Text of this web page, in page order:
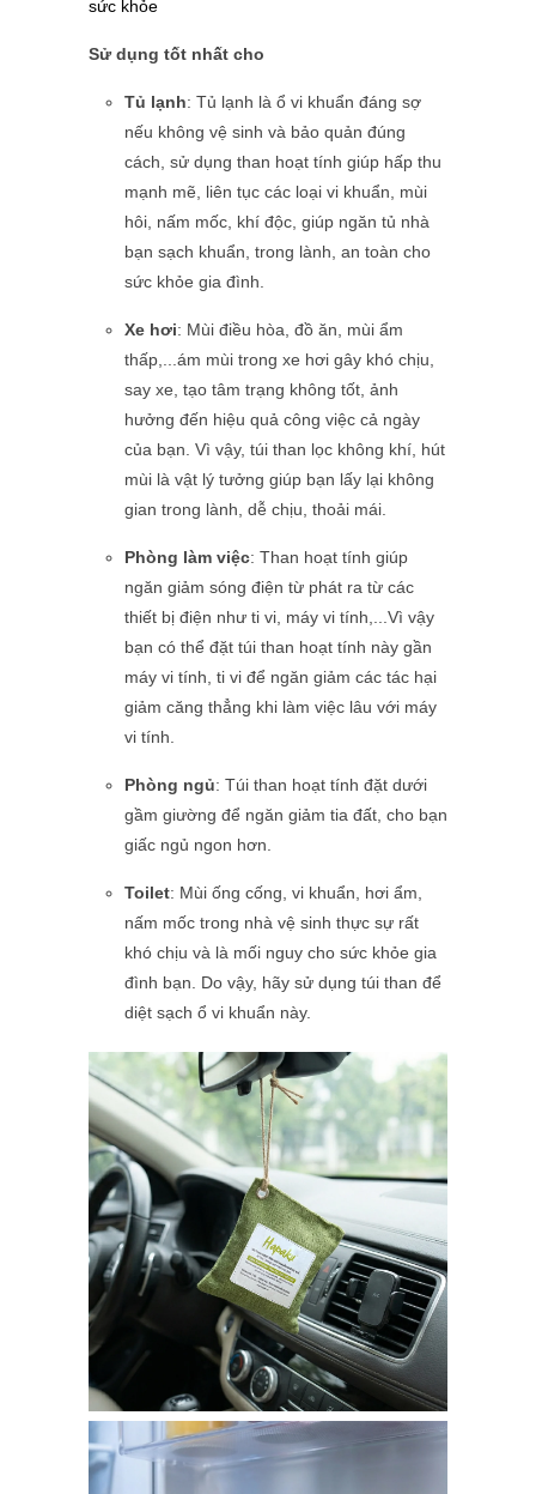
sức khỏe
Sử dụng tốt nhất cho
Tủ lạnh: Tủ lạnh là ổ vi khuẩn đáng sợ
nếu không vệ sinh và bảo quản đúng
cách, sử dụng than hoạt tính giúp hấp thu
mạnh mẽ, liên tục các loại vi khuẩn, mùi
hôi, nấm mốc, khí độc, giúp ngăn tủ nhà
bạn sạch khuẩn, trong lành, an toàn cho
sức khỏe gia đình.
Xe hơi: Mùi điều hòa, đồ ăn, mùi ẩm
thấp,...ám mùi trong xe hơi gây khó chịu,
say xe, tạo tâm trạng không tốt, ảnh
hưởng đến hiệu quả công việc cả ngày
của bạn. Vì vậy, túi than lọc không khí, hút
mùi là vật lý tưởng giúp bạn lấy lại không
gian trong lành, dễ chịu, thoải mái.
Phòng làm việc: Than hoạt tính giúp
ngăn giảm sóng điện từ phát ra từ các
thiết bị điện như ti vi, máy vi tính,...Vì vậy
bạn có thể đặt túi than hoạt tính này gần
máy vi tính, ti vi để ngăn giảm các tác hại
giảm căng thẳng khi làm việc lâu với máy
vi tính.
Phòng ngủ: Túi than hoạt tính đặt dưới
gầm giường để ngăn giảm tia đất, cho bạn
giấc ngủ ngon hơn.
Toilet: Mùi ống cống, vi khuẩn, hơi ẩm,
nấm mốc trong nhà vệ sinh thực sự rất
khó chịu và là mối nguy cho sức khỏe gia
đình bạn. Do vậy, hãy sử dụng túi than để
diệt sạch ổ vi khuẩn này.